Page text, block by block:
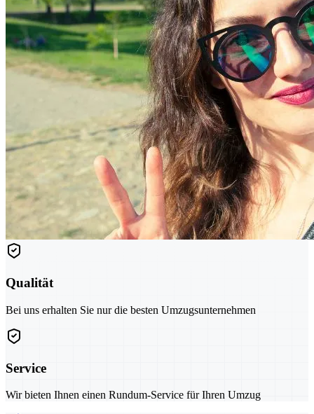
Qualität
Bei uns erhalten Sie nur die besten Umzugsunternehmen
Service
Wir bieten Ihnen einen Rundum-Service für Ihren Umzug